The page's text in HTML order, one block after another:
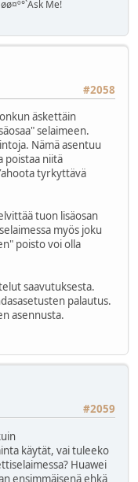
Me!
#2058
äskettäin
selaimeen.
Nämä asentuu
poistaa niitä
tyrkyttävä
tuon lisäosan
myös joku
poisto voi olla
saavutuksesta.
palautus.
asennusta.
#2059
käytät, vai tuleeko
Huawei
ensimmäisenä ehkä